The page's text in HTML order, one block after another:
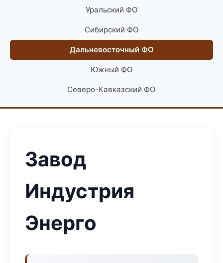
Уральский ФО
Сибирский ФО
Дальневосточный ФО
Южный ФО
Северо-Кавказский ФО
Завод
Индустрия
Энерго